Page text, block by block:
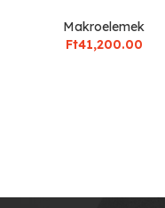
Makroelemek
Ft41,200.00